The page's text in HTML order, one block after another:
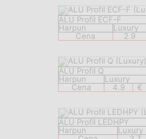
ALU Profil ECF-F
Harpun
Luxury
Cena
2.9
ALU Profil Q
Harpun
Luxury
Cena
4.9 €
ALU Profil LEDHPY
Harpun
Luxury